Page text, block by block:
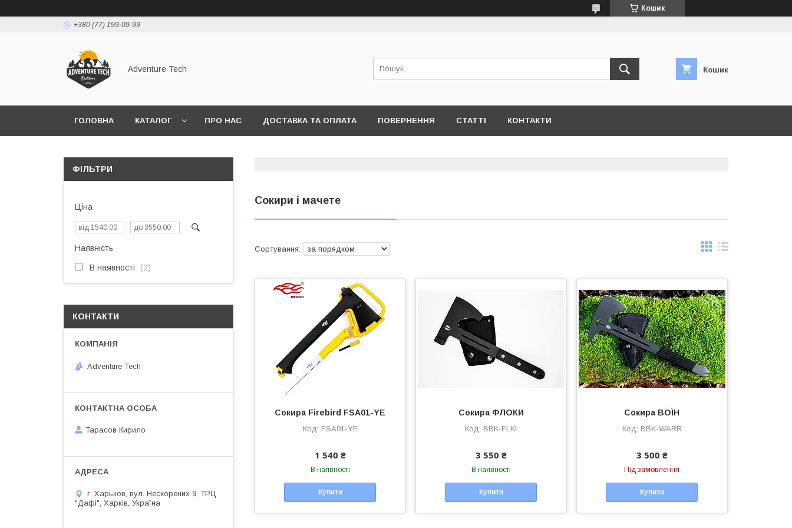
Кошик
+380 (77) 199-09-99
Adventure Tech Кошик
ГОЛОВНА КАТАЛОГ ПРО НАС ДОСТАВКА ТА ОПЛАТА ПОВЕРНЕННЯ СТАТТІ КОНТАКТИ
Сокири і мачете
Сокира Firebird FSA01-YE
FSA01-YE
1 540 ₴
В наявності
Купити
Сокира ФЛОКИ
BBK-FLKI
3 550 ₴
В наявності
Купити
Сокира ВОЇН
BBK-WARR
3 500 ₴
Під замовлення
Купити
ФІЛЬТРИ
Ціна
Наявність
В наявності 2
КОНТАКТИ
Adventure Tech
Тарасов Кирило
г. Харьков, вул. Нескорених 9, ТРЦ
"Дафі", Харків, Україна